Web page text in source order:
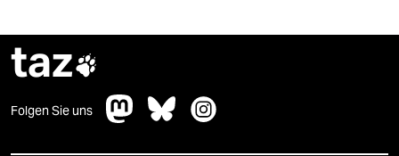
taz
Folgen Sie uns